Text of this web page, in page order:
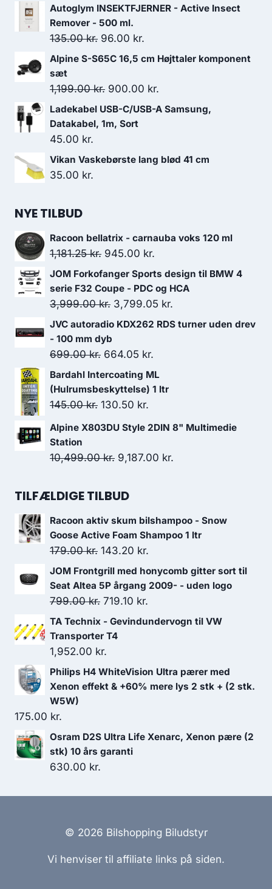
oprindelige
pris
var:
27.75 kr..
aktuelle
er:
22.20 kr..
Autoglym INSEKTFJERNER - Active Insect
Remover - 500 ml.
135.00kr. Den
oprindelige
var:
135.00 kr..
96.00 kr.
aktuelle
er:
96.00 kr..
Alpine S-S65C 16,5 cm Højttaler komponent
sæt
1,199.00kr. Den
oprindelige
pris
1,199.00 kr..
900.00 kr.
aktuelle
900.00 kr..
Ladekabel USB-C/USB-A Samsung,
Datakabel, 1m, Sort
45.00 kr.
Vikan Vaskebørste lang blød 41 cm
35.00 kr.
NYE TILBUD
Racoon bellatrix - carnauba voks 120 ml
1,181.25kr. Den
oprindelige
pris
var:
1,181.25 kr..
945.00 kr.
aktuelle
pris
er:
945.00 kr..
JOM Forkofanger Sports design til BMW 4
serie F32 Coupe - PDC og HCA
3,999.00kr. Den
oprindelige
var:
3,999.00 kr..
3,799.05 kr.
aktuelle
JVC autoradio KDX262 RDS turner uden drev
- 100 mm dyb
699.00kr. Den
oprindelige
pris
var:
664.05 kr.
aktuelle
pris
Bardahl Intercoating ML
(Hulrumsbeskyttelse) 1 ltr
145.00kr. Den
oprindelige
var:
130.50 kr.
aktuelle
er:
Alpine X803DU Style 2DIN 8" Multimedie
Station
10,499.00kr. Den
pris
10,499.00 kr..
9,187.00 kr.
9,187.00 kr..
TILFÆLDIGE TILBUD
Racoon aktiv skum bilshampoo - Snow
Goose Active Foam Shampoo 1 ltr
179.00kr. Den
oprindelige
pris
var:
179.00 kr..
143.20 kr.
aktuelle
pris
143.20 kr..
JOM Frontgrill med honycomb gitter sort til
Seat Altea 5P årgang 2009- - uden logo
799.00kr. Den
oprindelige
pris
var:
799.00 kr..
719.10 kr.
aktuelle
719.10 kr..
TA Technix - Gevindundervogn til VW
Transporter T4
1,952.00 kr.
Philips H4 WhiteVision Ultra pærer med
Xenon effekt & +60% mere lys 2 stk + (2 stk.
W5W)
175.00 kr.
Osram D2S Ultra Life Xenarc, Xenon pære (2
stk) 10 års garanti
630.00 kr.
© 2026 Bilshopping Biludstyr
Vi henviser til affiliate links på siden.